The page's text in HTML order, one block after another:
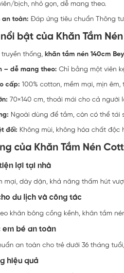
bịch, nhỏ gọn, dễ mang theo.
an toàn: Đáp ứng tiêu chuẩn Thông
bật của Khăn Tắm
thống, khăn tắm nén 140cm
– dễ mang theo: Chỉ bằng một viên
cấp: 100% cotton, mềm mại, mịn
70×140 cm, thoải mái cho cả người
Ngoài dùng để tắm, còn có thể tái
đối: Không mùi, không hóa chất
của Khăn Tắm Nén
lợi tại nhà
mại, dày dặn, khả năng thấm hút
du lịch và công tác
khăn bông cồng kềnh, khăn tắm
em bé an toàn
an toàn cho trẻ dưới 36 tháng
hiệu quả